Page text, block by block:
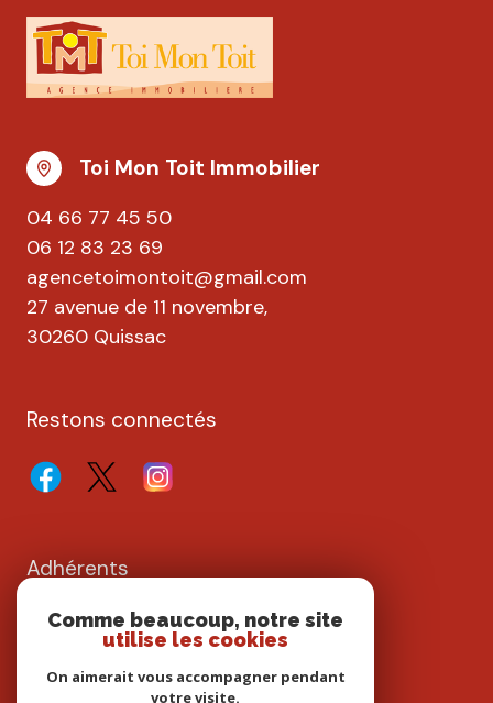
Toi Mon Toit Immobilier
04 66 77 45 50
06 12 83 23 69
agencetoimontoit@gmail.com
27 avenue de 11 novembre,
30260 Quissac
Restons connectés
Adhérents
Comme beaucoup, notre site
utilise les cookies
On aimerait vous accompagner pendant
votre visite.